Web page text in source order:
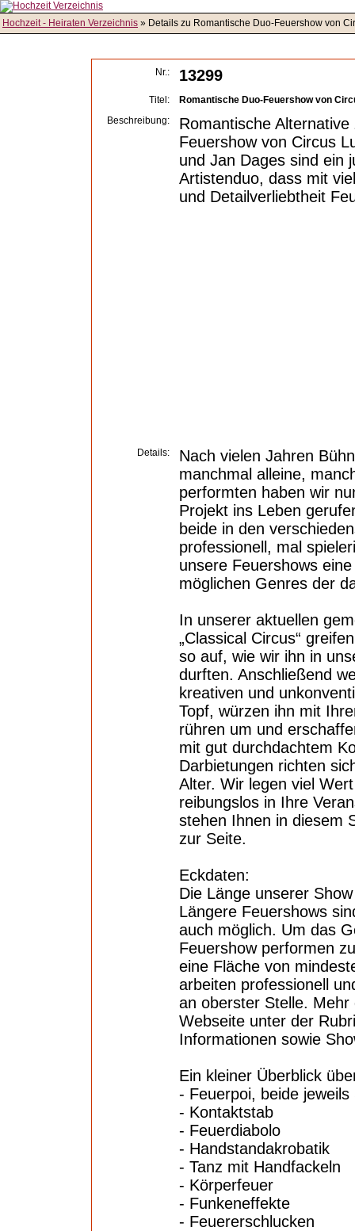
Hochzeit - Heiraten Verzeichnis » Details zu Romantische Duo-Feuershow von
Nr.: 13299
Titel:
Romantische Duo-Feuershow von
Beschreibung:
Romantische
Feuershow von Circus
und Jan Dages sind ein
Artistenduo, dass mit
und Detailverliebtheit
Details:
Nach vielen Jahren
manchmal alleine,
performten haben wir
Projekt ins Leben
beide in den
professionell, mal
unsere Feuershows
möglichen Genres der
In unserer aktuellen
„Classical Circus“
so auf, wie wir ihn in
durften. Anschließend
kreativen und
Topf, würzen ihn mit
rühren um und
mit gut durchdachtem
Darbietungen richten
Alter. Wir legen viel
reibungslos in Ihre
stehen Ihnen in diesem
zur Seite.
Eckdaten:
Die Länge unserer
Längere Feuershows
auch möglich. Um das
Feuershow performen
eine Fläche von
arbeiten professionell
an oberster Stelle.
Webseite unter der
Informationen sowie
Ein kleiner Überblick
- Feuerpoi, beide
- Kontaktstab
- Feuerdiabolo
- Handstandakrobatik
- Tanz mit Handfackeln
- Körperfeuer
- Funkeneffekte
- Feuererschlucken